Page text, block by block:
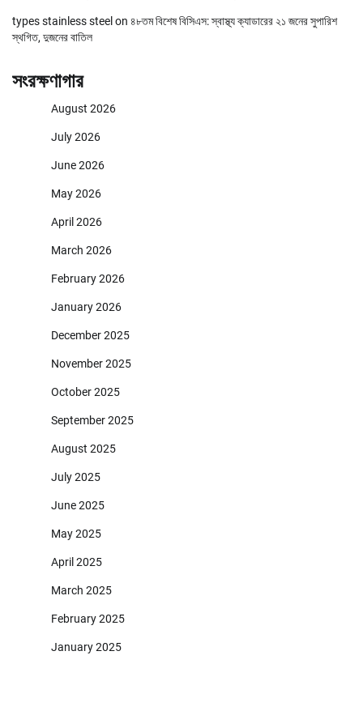
types stainless steel on ৪৮তম বিশেষ বিসিএস: স্বাস্থ্য ক্যাডারের ২১ জনের সুপারিশ
স্থগিত, দুজনের বাতিল
সংরক্ষণাগার
August 2026
July 2026
June 2026
May 2026
April 2026
March 2026
February 2026
January 2026
December 2025
November 2025
October 2025
September 2025
August 2025
July 2025
June 2025
May 2025
April 2025
March 2025
February 2025
January 2025